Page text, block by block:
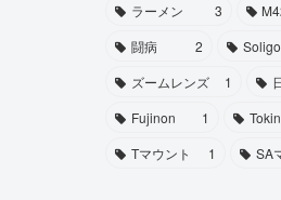
ラーメン
3
闘病
2
ズームレンズ
1
Fujinon
1
Tマウント
1 SA